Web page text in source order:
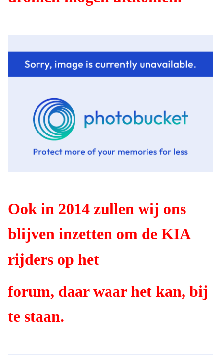
Ook in 2014 zullen wij ons
blijven inzetten om de KIA
rijders op het
forum, daar waar het kan, bij
te staan.